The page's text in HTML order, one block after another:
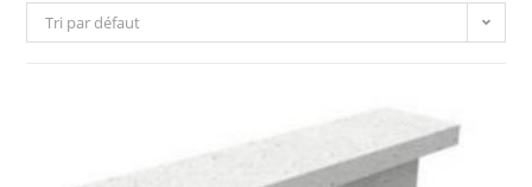
Tri par défaut